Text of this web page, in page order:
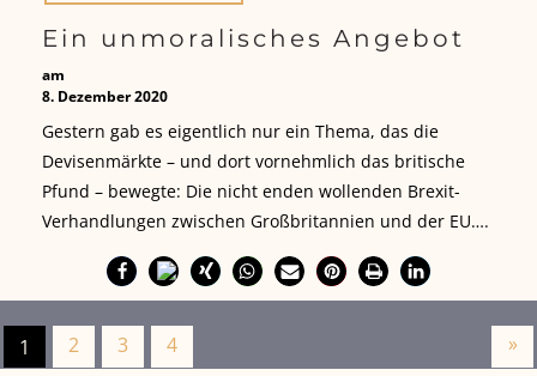
1 2 3 4 »
Ein unmoralisches Angebot
am
8. Dezember 2020
Gestern gab es eigentlich nur ein Thema, das die
Devisenmärkte – und dort vornehmlich das britische
Pfund – bewegte: Die nicht enden wollenden Brexit-
Verhandlungen zwischen Großbritannien und der EU….